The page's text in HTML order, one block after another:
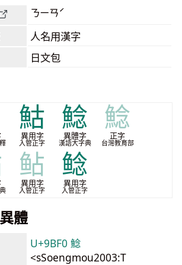
ㄋㄧㄢˊ
人名用漢字
日文包
鮕
異用字
入管正字
鯰
異體字
漢語大字典
鯰
正字
台灣教育部
鲇
異用字
入管正字
鲶
異用字
入管正字
體
U+9BF0 鯰
<sSoengmou2003:T